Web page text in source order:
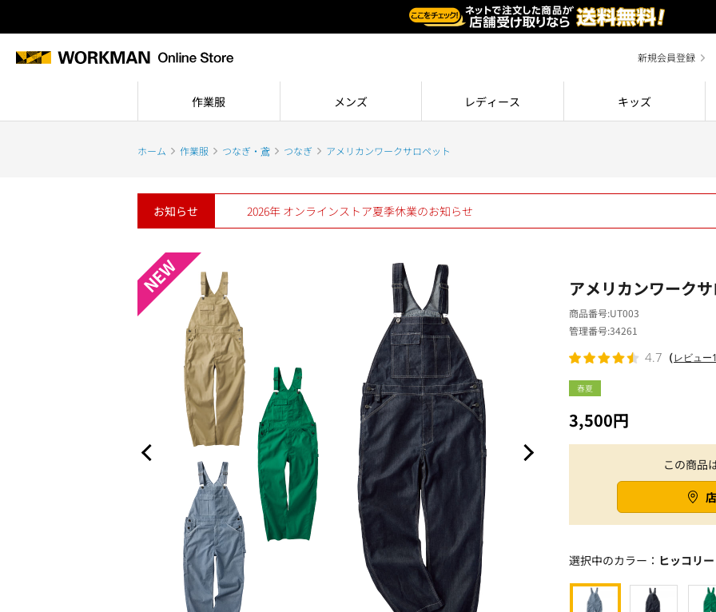
新規会員登録
作業服 メンズ レディース キッズ
ホーム 作業服 つなぎ・鳶 つなぎ アメリカンワークサロペット
お知らせ 2026年 オンラインストア夏季休業のお知らせ
春夏
この商品
アメリカンワーク
3,500円
商品番号 UT003
管理番号34261
4.7 （レビュー
選択中のカラー： ヒッコリー